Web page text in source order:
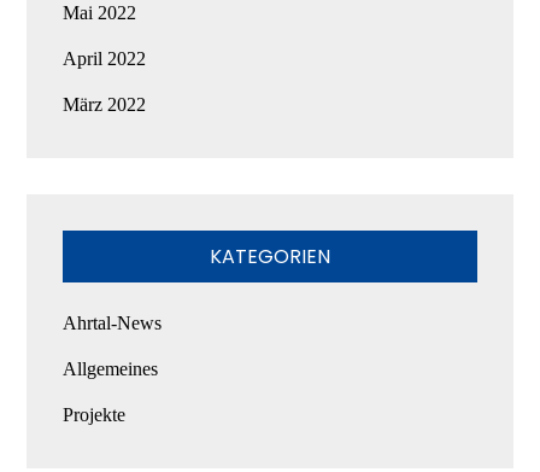
Mai 2022
April 2022
März 2022
KATEGORIEN
Ahrtal-News
Allgemeines
Projekte